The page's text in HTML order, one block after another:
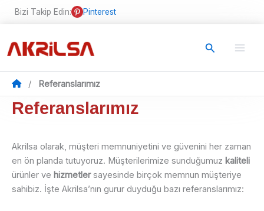
İçeriğeBizi Takip Edin: Pinterest
Arama
/ Referanslarımız
Referanslarımız
Akrilsa olarak, müşteri memnuniyetini ve güvenini her zaman
en ön planda tutuyoruz. Müşterilerimize sunduğumuz kaliteli
ürünler ve hizmetlersayesinde birçok memnun müşteriye
sahibiz. İşte Akrilsa’nın gurur duyduğu bazı referanslarımız: